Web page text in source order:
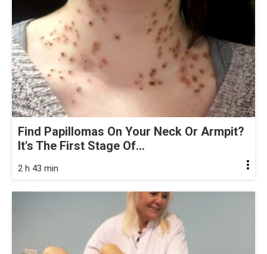
Find Papillomas On Your Neck Or Armpit?
It's The First Stage Of...
2 h 43 min